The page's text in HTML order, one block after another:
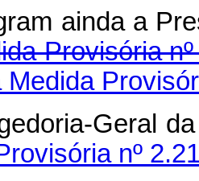
ainda
Provisória
nº